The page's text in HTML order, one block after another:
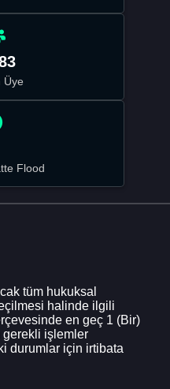
Üye
Flood
tüm hukuksal
halinde ilgili
en geç 1 (Bir)
gerekli işlemler
durumlar için irtibata